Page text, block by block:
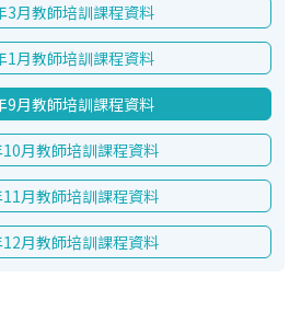
3月教師培訓課程資料
1月教師培訓課程資料
9月教師培訓課程資料
月教師培訓課程資料
月教師培訓課程資料
月教師培訓課程資料